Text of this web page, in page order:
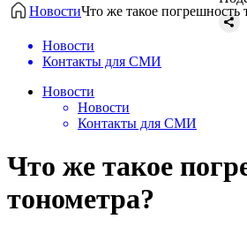
НовостиЧто же такое погрешность
Новости
Контакты для СМИ
Новости
Новости
Контакты для СМИ
Что же такое
тонометра?